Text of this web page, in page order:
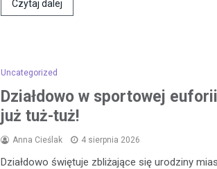
Czytaj dalej
Uncategorized
Działdowo w sportowej
już tuż-tuż!
Anna Cieślak 4 sierpnia 2026
Działdowo świętuje zbliżające się urodziny